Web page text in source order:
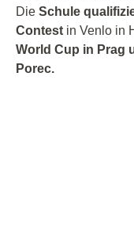
Die Schule
Contest in Venlo in
World Cup in Prag
Porec.